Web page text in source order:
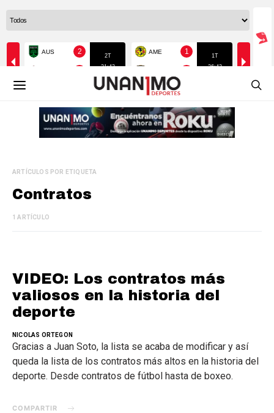
ARTÍCULOS POR ETIQUETA
Contratos
1 ARTÍCULO
VIDEO: Los contratos más
valiosos en la historia del
deporte
NICOLAS ORTEGON
Gracias a Juan Soto, la lista se acaba de modificar y así
queda la lista de los contratos más altos en la historia del
deporte. Desde contratos de fútbol hasta de boxeo.
COMPARTIR